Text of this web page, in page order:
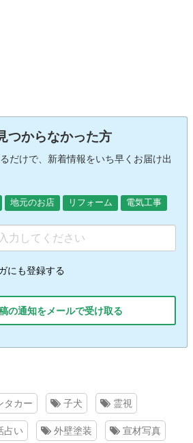
つからなかった方
だけで、新着情報をいち早くお届け出
地元のお店 リフォーム 電気工事
にも登録する
の通知をメールで受け取る
タカー 子犬 霊視
占い 外壁塗装 宣材写真